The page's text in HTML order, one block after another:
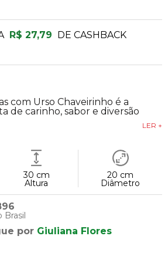
com Urso Chaveirinho é a
de carinho, sabor e diversão
LER +
30 cm
Altura
20 cm
Diâmetro
Brasil
por Giuliana Flores
R$ 27,79 DE CASHBACK